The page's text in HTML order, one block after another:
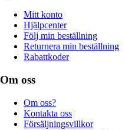
Mitt konto
Hjälpcenter
Följ min beställning
Returnera min beställning
Rabattkoder
Om oss
Om oss?
Kontakta oss
Försäljningsvillkor